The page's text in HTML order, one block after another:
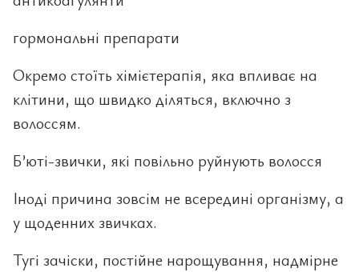
гормональні препарати
Окремо стоїть хімієтерапія, яка впливає на
клітини, що швидко діляться, включно з
волоссям.
Б’юті-звички, які повільно руйнують волосся
Іноді причина зовсім не всередині організму, а
у щоденних звичках.
Тугі зачіски, постійне нарощування, надмірне